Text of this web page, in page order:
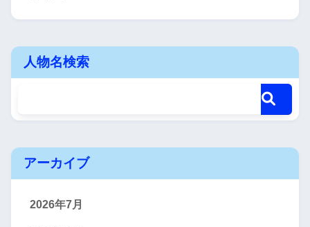
人物名検索
アーカイブ
2026年7月